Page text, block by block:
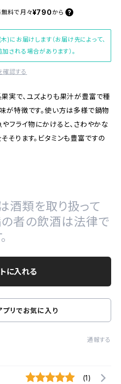
料で月々¥790 から
にお届けします（お届け先によって、
される場合があります）。
確認する
実で、ユズよりも果汁が豊富で種
が特徴です。使い方は多様で鍋物
フライ物にかけると、さわやかな
そります。ビタミンも豊富ですの
酒類を取り扱って
の者の飲酒は法律で
に入れる
プリでお気に入り
通報する
(1)